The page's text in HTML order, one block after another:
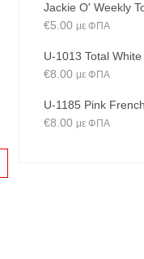
Jackie O' Weekly
€5.00 με ΦΠΑ
U-1013 Total White
€8.00 με ΦΠΑ
U-1185 Pink
€8.00 με ΦΠΑ